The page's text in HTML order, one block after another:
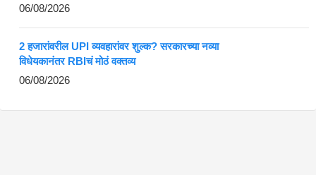
06/08/2026
2 हजारांवरील UPI व्यवहारांवर शुल्क? सरकारच्या नव्या
विधेयकानंतर RBIचं मोठं वक्तव्य
06/08/2026